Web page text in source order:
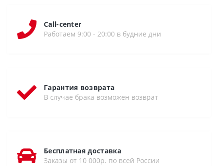
Call-center
Работаем 9:00 - 20:00 в будние дни
Гарантия возврата
В случае брака возможен возврат
Бесплатная доставка
Заказы от 10 000р. по всей России